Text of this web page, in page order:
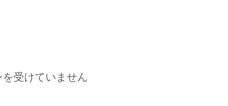
受けていません